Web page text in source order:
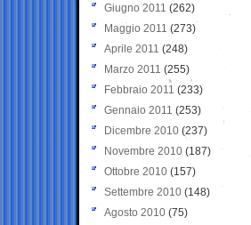
Giugno 2011 (262)
Maggio 2011 (273)
Aprile 2011 (248)
Marzo 2011 (255)
Febbraio 2011 (233)
Gennaio 2011 (253)
Dicembre 2010 (237)
Novembre 2010 (187)
Ottobre 2010 (157)
Settembre 2010 (148)
Agosto 2010 (75)